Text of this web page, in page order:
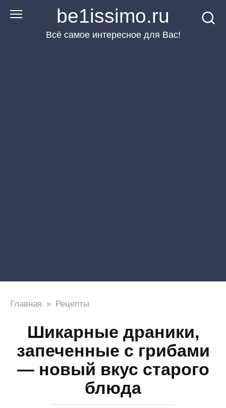
Перейти
be1issimo.ru
Всё самое интересное для Вас!
Главная » Рецепты
Шикарные драники,
запеченные с грибами
— новый вкус старого
блюда